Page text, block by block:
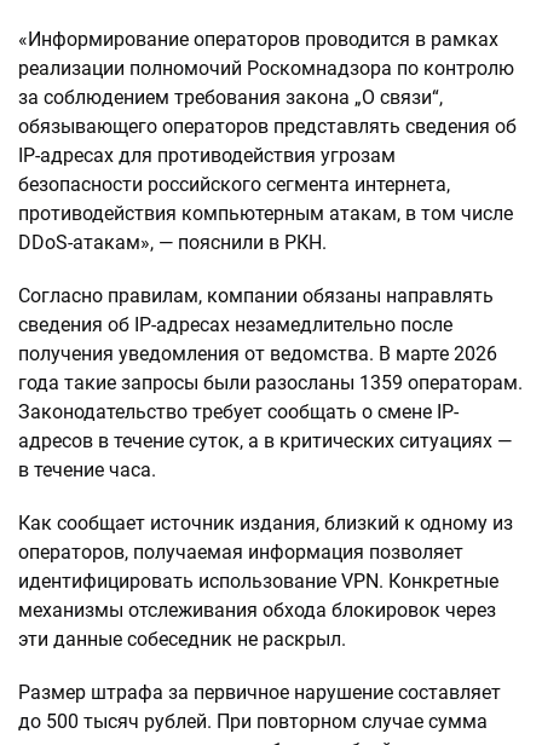
«Информирование операторов проводится в рамках
реализации полномочий Роскомнадзора по контролю
за соблюдением требования закона „О связи“,
обязывающего операторов представлять сведения об
IP-адресах для противодействия угрозам
безопасности российского сегмента интернета,
противодействия компьютерным атакам, в том числе
DDoS-атакам», — пояснили в РКН.
Согласно правилам, компании обязаны направлять
сведения об IP-адресах незамедлительно после
получения уведомления от ведомства. В марте 2026
года такие запросы были разосланы 1359 операторам.
Законодательство требует сообщать о смене IP-
адресов в течение суток, а в критических ситуациях —
в течение часа.
Как сообщает источник издания, близкий к одному из
операторов, получаемая информация позволяет
идентифицировать использование VPN. Конкретные
механизмы отслеживания обхода блокировок через
эти данные собеседник не раскрыл.
Размер штрафа за первичное нарушение составляет
до 500 тысяч рублей. При повторном случае сумма